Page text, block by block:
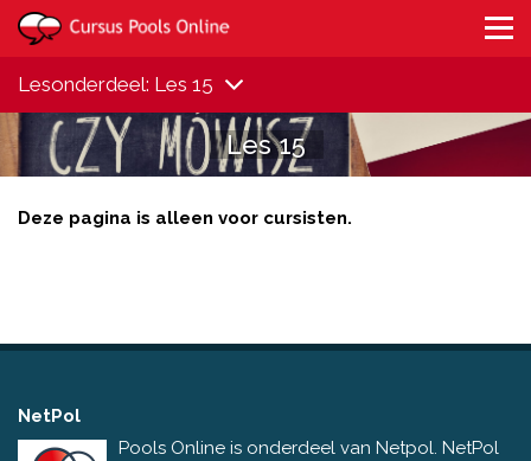
Lesonderdeel: Les 15
Les 15
Deze pagina is alleen voor cursisten.
NetPol
Pools Online is onderdeel van Netpol. NetPol